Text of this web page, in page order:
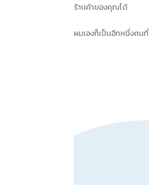
ร้านค้าของคุณได้
ผมเองก็เป็นอีกหนึ่งคน